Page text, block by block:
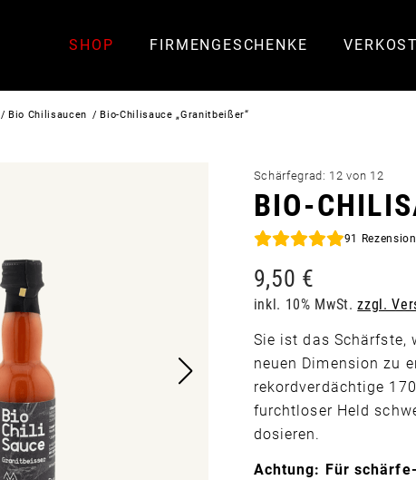
SHOP FIRMENGESCHENKE
/ Bio Chilisaucen / Bio-Chilisauce „Granitbeißer“
Schärfegrad: 12 von 12
BIO-
91
9,50 €
inkl. 10% MwSt.zzgl.
Sie ist das Schärfste,
neuen Dimension zu
rekordverdächtige
furchtloser Held
dosieren.
Achtung: Für